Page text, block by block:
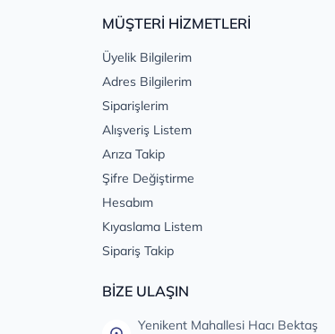
MÜŞTERİ HİZMETLERİ
Üyelik Bilgilerim
Adres Bilgilerim
Siparişlerim
Alışveriş Listem
Arıza Takip
Şifre Değiştirme
Hesabım
Kıyaslama Listem
Sipariş Takip
BİZE ULAŞIN
Yenikent Mahallesi Hacı Bektaş